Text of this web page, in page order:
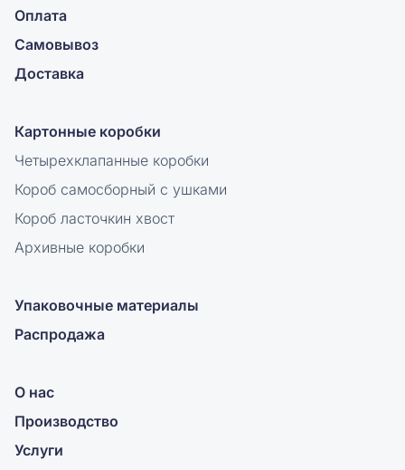
Оплата
Самовывоз
Доставка
Картонные коробки
Четырехклапанные коробки
Короб самосборный с ушками
Короб ласточкин хвост
Архивные коробки
Упаковочные материалы
Распродажа
О нас
Производство
Услуги